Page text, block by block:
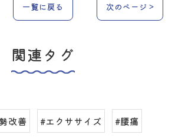
一覧に戻る 次のページ >
関連タグ
改善 #エクササイズ #腰痛